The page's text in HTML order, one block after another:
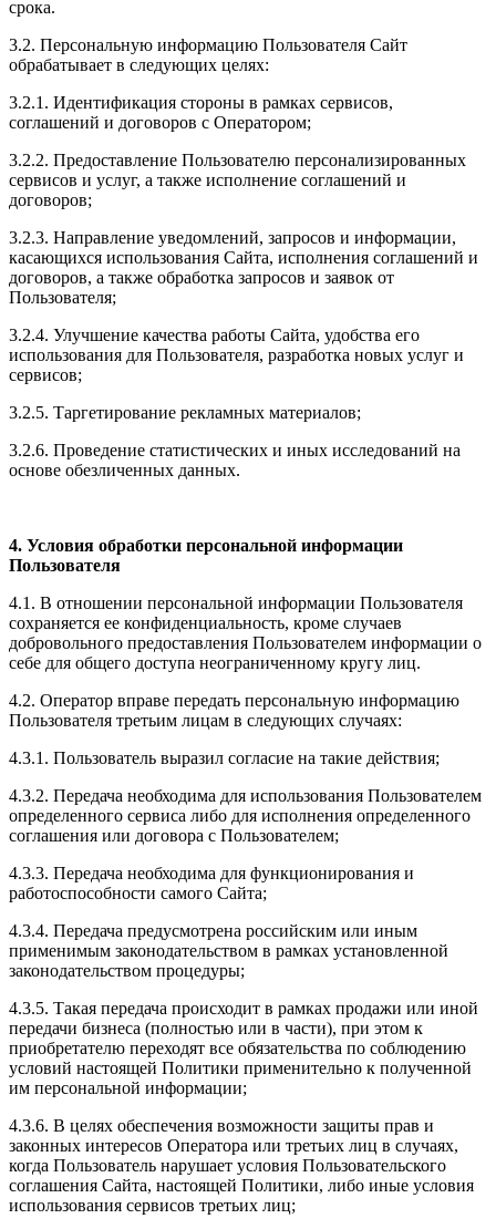
срока.
3.2. Персональную информацию Пользователя Сайт
обрабатывает в следующих целях:
3.2.1. Идентификация стороны в рамках сервисов,
соглашений и договоров с Оператором;
3.2.2. Предоставление Пользователю персонализированных
сервисов и услуг, а также исполнение соглашений и
договоров;
3.2.3. Направление уведомлений, запросов и информации,
касающихся использования Сайта, исполнения соглашений и
договоров, а также обработка запросов и заявок от
Пользователя;
3.2.4. Улучшение качества работы Сайта, удобства его
использования для Пользователя, разработка новых услуг и
сервисов;
3.2.5. Таргетирование рекламных материалов;
3.2.6. Проведение статистических и иных исследований на
основе обезличенных данных.
4. Условия обработки персональной информации
Пользователя
4.1. В отношении персональной информации Пользователя
сохраняется ее конфиденциальность, кроме случаев
добровольного предоставления Пользователем информации о
себе для общего доступа неограниченному кругу лиц.
4.2. Оператор вправе передать персональную информацию
Пользователя третьим лицам в следующих случаях:
4.3.1. Пользователь выразил согласие на такие действия;
4.3.2. Передача необходима для использования Пользователем
определенного сервиса либо для исполнения определенного
соглашения или договора с Пользователем;
4.3.3. Передача необходима для функционирования и
работоспособности самого Сайта;
4.3.4. Передача предусмотрена российским или иным
применимым законодательством в рамках установленной
законодательством процедуры;
4.3.5. Такая передача происходит в рамках продажи или иной
передачи бизнеса (полностью или в части), при этом к
приобретателю переходят все обязательства по соблюдению
условий настоящей Политики применительно к полученной
им персональной информации;
4.3.6. В целях обеспечения возможности защиты прав и
законных интересов Оператора или третьих лиц в случаях,
когда Пользователь нарушает условия Пользовательского
соглашения Сайта, настоящей Политики, либо иные условия
использования сервисов третьих лиц;